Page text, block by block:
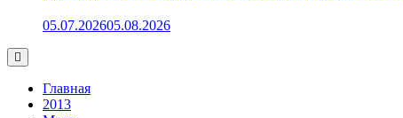
05.07.202605.08.2026
Главная
2013